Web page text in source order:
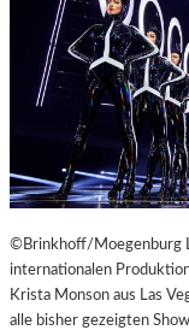
©Brinkhoff/Moegenburg
internationalen
Krista Monson aus Las
alle bisher gezeigten